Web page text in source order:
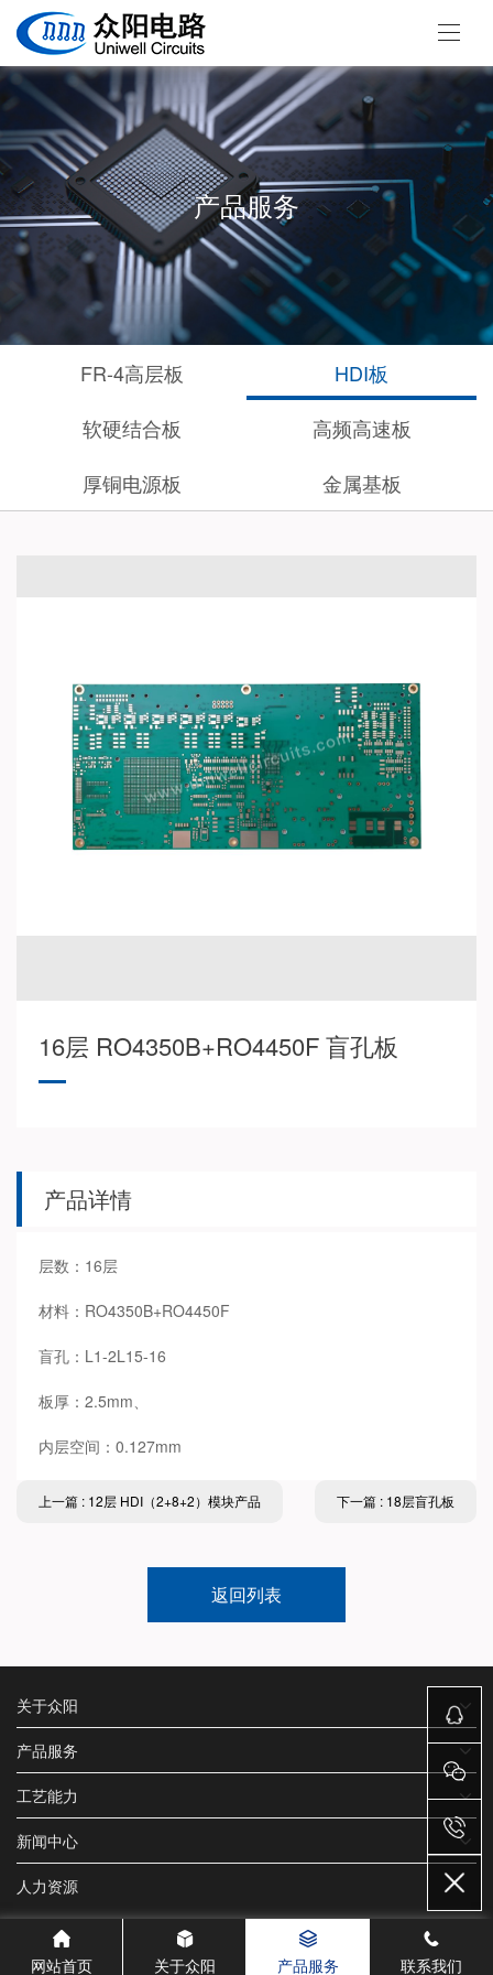
产品服务
FR-4高层板
HDI板
软硬结合板
高频高速板
厚铜电源板
金属基板
16层 RO4350B+RO4450F 盲孔板
产品详情
层数：16层
材料：RO4350B+RO4450F
盲孔：L1-2L15-16
板厚：2.5mm、
内层空间：0.127mm
上一篇 : 12层 HDI（2+8+2）模块产品 下一篇 : 18层盲孔板
返回列表
关于众阳
产品服务
工艺能力
新闻中心
人力资源
网站首页 关于众阳 产品服务 联系我们